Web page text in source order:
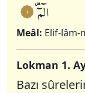
الٓمٓࣞ ١
Meâl: Elif-lâm-
Lokman 1.
Bazı